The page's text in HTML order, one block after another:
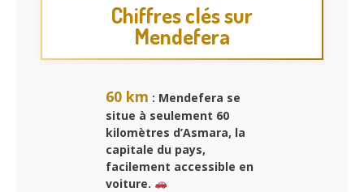
Chiffres clés sur
Mendefera
60 km : Mendefera se
situe à seulement 60
kilomètres d’Asmara, la
capitale du pays,
facilement accessible en
voiture.